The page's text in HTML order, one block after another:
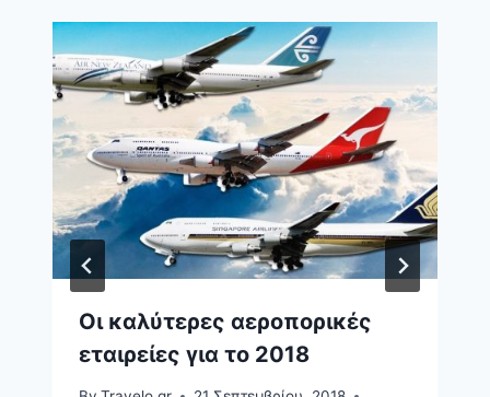
Οι καλύτερες αεροπορικές
εταιρείες για το 2018